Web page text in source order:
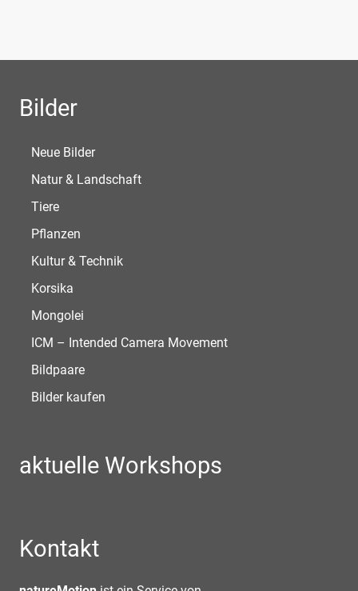
Bilder
Neue Bilder
Natur & Landschaft
Tiere
Pflanzen
Kultur & Technik
Korsika
Mongolei
ICM – Intended Camera Movement
Bildpaare
Bilder kaufen
aktuelle Workshops
Kontakt